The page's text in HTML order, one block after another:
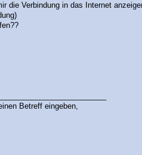
die Verbindung in das Internet
Betreff eingeben,